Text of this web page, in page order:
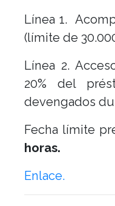
Línea 1.
(límite de
Línea 2.
20% del
devengados
Fecha límite
horas.
Enlace.